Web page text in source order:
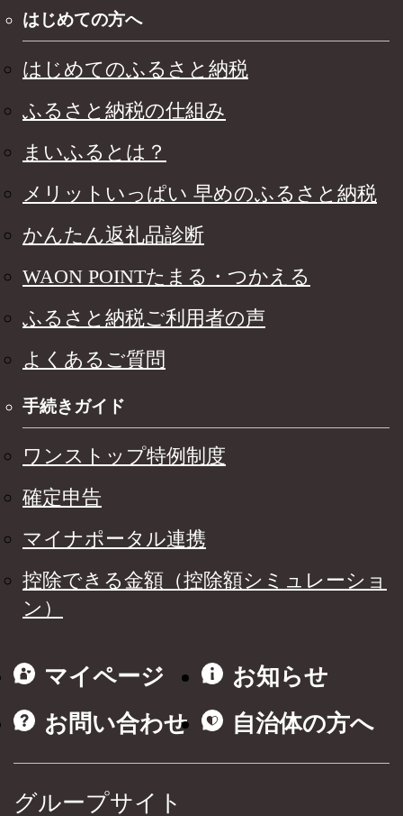
はじめての方へ
はじめてのふるさと納税
ふるさと納税の仕組み
まいふるとは？
メリットいっぱい 早めのふるさと納税
かんたん返礼品診断
WAON POINTたまる・つかえる
ふるさと納税ご利用者の声
よくあるご質問
手続きガイド
ワンストップ特例制度
確定申告
マイナポータル連携
控除できる金額（控除額シミュレーショ
ン）
マイページ
お知らせ
お問い合わせ
自治体の方へ
グループサイト